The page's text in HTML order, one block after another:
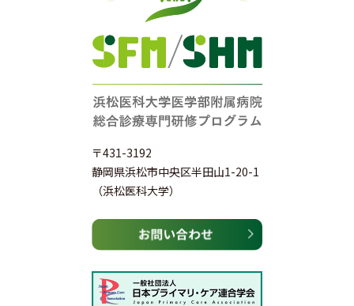
〒431-3192
静岡県浜松市中央区半田山1-20-1
（浜松医科大学）